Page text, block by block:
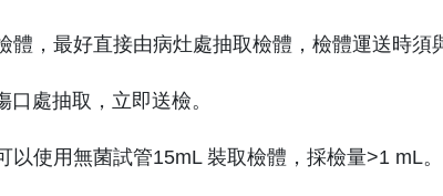
體，最好直接由病灶處抽取檢體，檢體運送時須
處抽取，立即送檢。
以使用無菌試管15mL 裝取檢體，採檢量>1 mL。